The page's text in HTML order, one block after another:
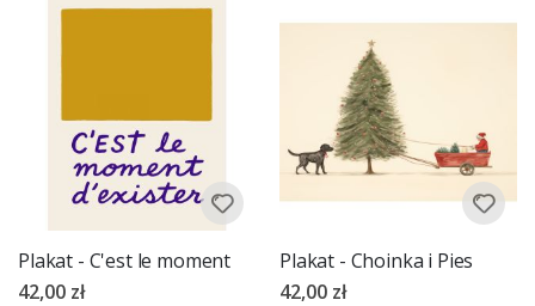
Plakat - C'est le moment
42,00 zł
Plakat - Choinka i Pies
42,00 zł